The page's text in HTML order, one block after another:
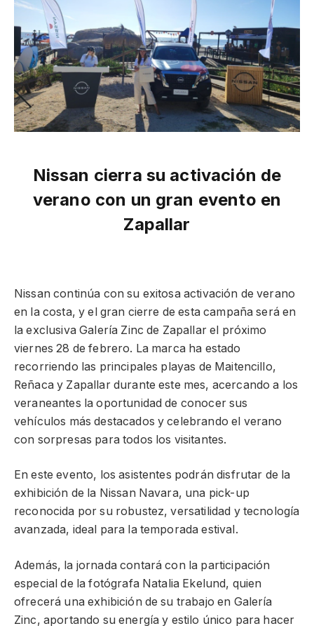
Nissan cierra su activación de
verano con un gran evento en
Zapallar
Nissan continúa con su exitosa activación de verano
en la costa, y el gran cierre de esta campaña será en
la exclusiva Galería Zinc de Zapallar el próximo
viernes 28 de febrero. La marca ha estado
recorriendo las principales playas de Maitencillo,
Reñaca y Zapallar durante este mes, acercando a los
veraneantes la oportunidad de conocer sus
vehículos más destacados y celebrando el verano
con sorpresas para todos los visitantes.
En este evento, los asistentes podrán disfrutar de la
exhibición de la Nissan Navara, una pick-up
reconocida por su robustez, versatilidad y tecnología
avanzada, ideal para la temporada estival.
Además, la jornada contará con la participación
especial de la fotógrafa Natalia Ekelund, quien
ofrecerá una exhibición de su trabajo en Galería
Zinc, aportando su energía y estilo único para hacer